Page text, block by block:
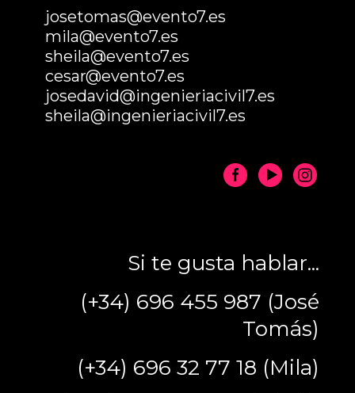
josetomas@evento7.es
mila@evento7.es
sheila@evento7.es
cesar@evento7.es
josedavid@ingenieriacivil7.es
sheila@ingenieriacivil7.es
Si te gusta hablar...
(+34) 696 455 987 (José
Tomás)
(+34) 696 32 77 18 (Mila)